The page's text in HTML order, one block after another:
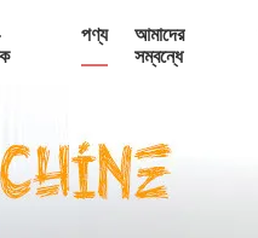
পণ্য
আমাদের
সম্বন্ধে